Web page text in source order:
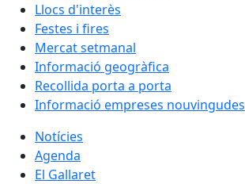
Llocs d'interès
Festes i fires
Mercat setmanal
Informació geogràfica
Recollida porta a porta
Informació empreses nouvingudes
Notícies
Agenda
El Gallaret